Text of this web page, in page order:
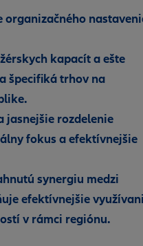
kapacít a ešte
špecifiká trhov na
jasnejšie rozdelenie
fokus a efektívnejšie
synergiu medzi
efektívnejšie
v rámci regiónu.